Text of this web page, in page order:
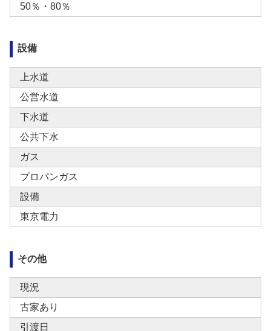
50％・80％
設備
上水道
公営水道
下水道
公共下水
ガス
プロパンガス
設備
東京電力
その他
現況
古家あり
引渡日